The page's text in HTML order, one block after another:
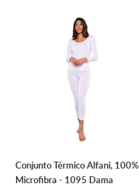
Conjunto Térmico Alfani, 100%
Microfibra - 1095 Dama